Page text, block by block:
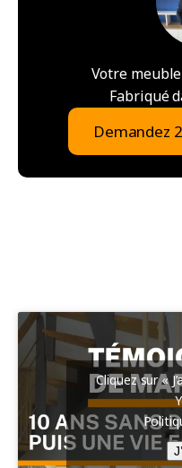
Votre
Fabriqué
Demandez
Cliquez sur «